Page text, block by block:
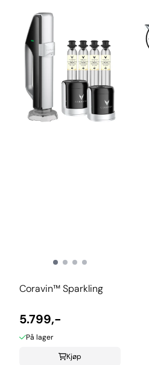
Coravin™ Sparkling
5.799,-
På lager
Kjøp